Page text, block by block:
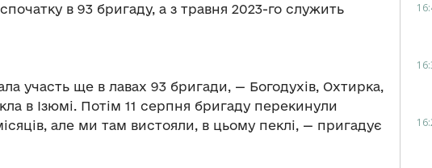
в 93 бригаду, а з травня 2023-го служить
участь ще в лавах 93 бригади, — Богодухів, Охтирка,
в Ізюмі. Потім 11 серпня бригаду перекинули
але ми там вистояли, в цьому пеклі, — пригадує